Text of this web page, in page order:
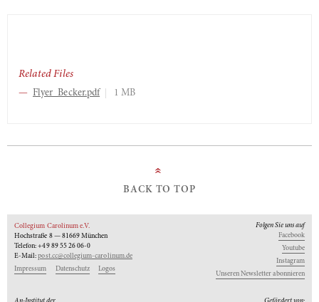
Related Files
Flyer_Becker.pdf 1 MB
»
BACK TO TOP
Collegium Carolinum e.V.
Hochstraße 8 — 81669 München
Telefon: +49 89 55 26 06-0
E-Mail:post.cc@collegium-carolinum.de
Impressum
Datenschutz Logos
Folgen Sie uns auf
Facebook
Youtube
Instagram
Unseren Newsletter abonnieren